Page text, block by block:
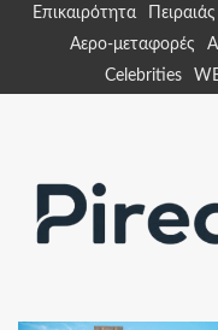
Επικαιρότητα Πειραιάς
Αερο-μεταφορές
Celebrities